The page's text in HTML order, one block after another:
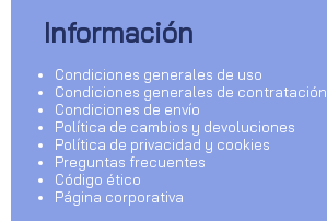
Información
Condiciones generales de uso
Condiciones generales de contratación
Condiciones de envío
Política de cambios y devoluciones
Política de privacidad y cookies
Preguntas frecuentes
Código ético
Página corporativa